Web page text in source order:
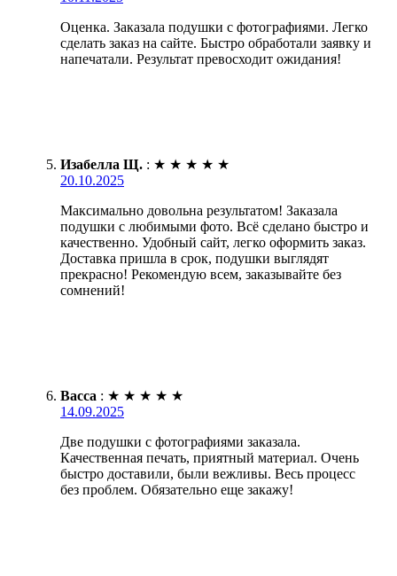
Оценка. Заказала подушки с фотографиями. Легко
сделать заказ на сайте. Быстро обработали заявку и
напечатали. Результат превосходит ожидания!
Изабелла Щ. : ★ ★ ★ ★ ★
20.10.2025
Максимально довольна результатом! Заказала
подушки с любимыми фото. Всё сделано быстро и
качественно. Удобный сайт, легко оформить заказ.
Доставка пришла в срок, подушки выглядят
прекрасно! Рекомендую всем, заказывайте без
сомнений!
Васса : ★ ★ ★ ★ ★
14.09.2025
Две подушки с фотографиями заказала.
Качественная печать, приятный материал. Очень
быстро доставили, были вежливы. Весь процесс
без проблем. Обязательно еще закажу!